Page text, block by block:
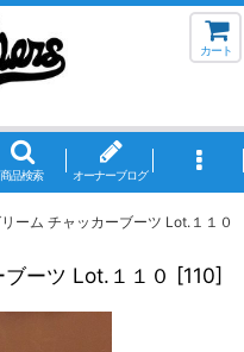
カート
商品検索 オーナーブログ
ーム チャッカーブーツ Lot.１１０
ーツ Lot.１１０ [110]